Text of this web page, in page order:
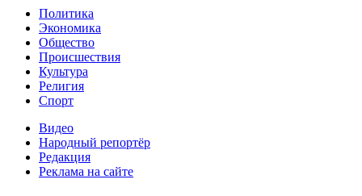
Политика
Экономика
Общество
Происшествия
Культура
Религия
Спорт
Видео
Народный репортёр
Редакция
Реклама на сайте